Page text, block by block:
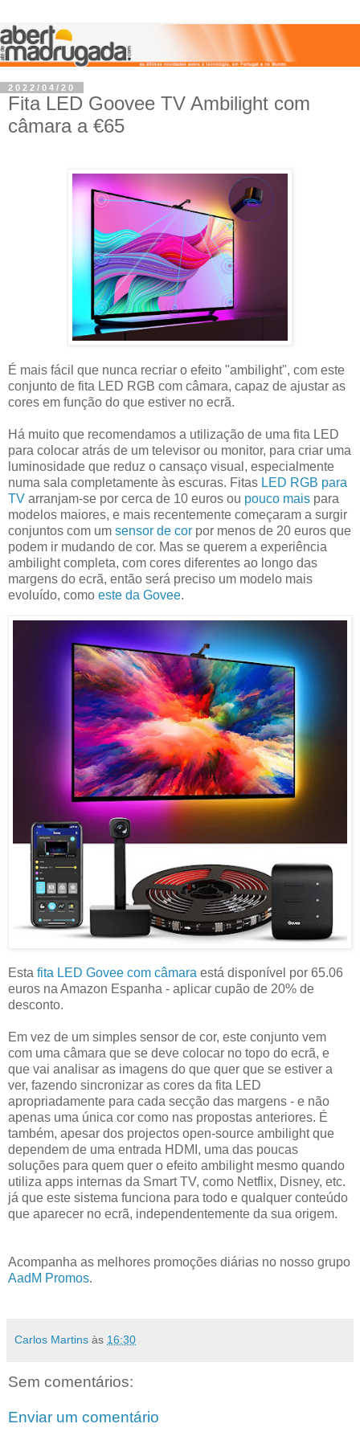
2022/04/20
Fita LED Goovee TV Ambilight com
câmara a €65
É mais fácil que nunca recriar o efeito "ambilight", com este
conjunto de fita LED RGB com câmara, capaz de ajustar as
cores em função do que estiver no ecrã.
Há muito que recomendamos a utilização de uma fita LED
para colocar atrás de um televisor ou monitor, para criar uma
luminosidade que reduz o cansaço visual, especialmente
numa sala completamente às escuras. Fitas LED RGB para
TV arranjam-se por cerca de 10 euros ou pouco mais para
modelos maiores, e mais recentemente começaram a surgir
conjuntos com um sensor de cor por menos de 20 euros que
podem ir mudando de cor. Mas se querem a experiência
ambilight completa, com cores diferentes ao longo das
margens do ecrã, então será preciso um modelo mais
evoluído, como este da Govee.
Esta fita LED Govee com câmara está disponível por 65.06
euros na Amazon Espanha - aplicar cupão de 20% de
desconto.
Em vez de um simples sensor de cor, este conjunto vem
com uma câmara que se deve colocar no topo do ecrã, e
que vai analisar as imagens do que quer que se estiver a
ver, fazendo sincronizar as cores da fita LED
apropriadamente para cada secção das margens - e não
apenas uma única cor como nas propostas anteriores. É
também, apesar dos projectos open-source ambilight que
dependem de uma entrada HDMI, uma das poucas
soluções para quem quer o efeito ambilight mesmo quando
utiliza apps internas da Smart TV, como Netflix, Disney, etc.
já que este sistema funciona para todo e qualquer conteúdo
que aparecer no ecrã, independentemente da sua origem.
Acompanha as melhores promoções diárias no nosso grupo
AadM Promos.
Carlos Martins às 16:30
Sem comentários:
Enviar um comentário